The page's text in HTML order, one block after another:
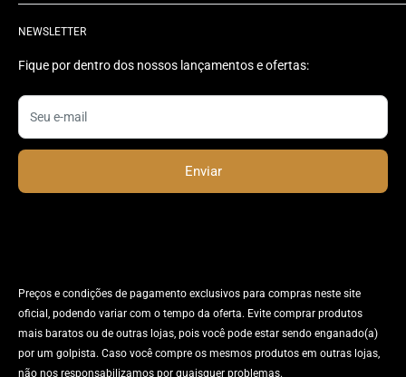
Quem Somos
Rastrear Pedido
Contato
NEWSLETTER
Fique por dentro dos nossos lançamentos e ofertas:
Seu e-mail
Enviar
Preços e condições de pagamento exclusivos para compras neste site
oficial, podendo variar com o tempo da oferta. Evite comprar produtos
mais baratos ou de outras lojas, pois você pode estar sendo enganado(a)
por um golpista. Caso você compre os mesmos produtos em outras lojas,
não nos responsabilizamos por quaisquer problemas.